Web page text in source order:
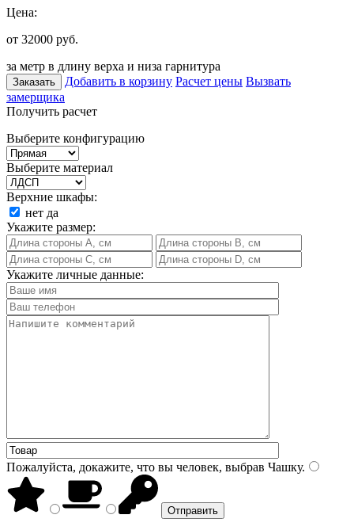
Цена:
от 32000 руб.
за метр в длину верха и низа гарнитура
Заказать Добавить в корзину Расчет цены Вызвать
замерщика
Получить расчет
Выберите конфигурацию
Выберите материал
Верхние шкафы:
нет да
Укажите размер:
Укажите личные данные:
Пожалуйста, докажите, что вы человек, выбрав Чашку.